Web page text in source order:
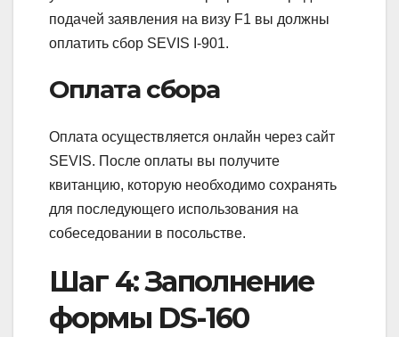
подачей заявления на визу F1 вы должны
оплатить сбор SEVIS I-901.
Оплата сбора
Оплата осуществляется онлайн через сайт
SEVIS. После оплаты вы получите
квитанцию, которую необходимо сохранять
для последующего использования на
собеседовании в посольстве.
Шаг 4: Заполнение
формы DS-160